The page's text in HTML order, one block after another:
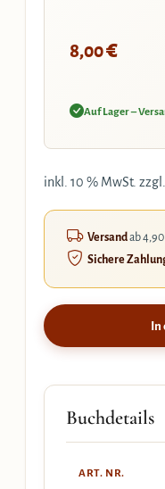
8,00€
Auf Lager –
inkl. 10 % MwSt. zzgl.
Versandab 4,90
Sichere
In
Buchdetails
ART. NR.